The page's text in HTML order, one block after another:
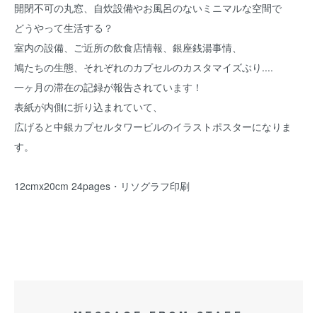
開閉不可の丸窓、自炊設備やお風呂のないミニマルな空間で
どうやって生活する？
室内の設備、ご近所の飲食店情報、銀座銭湯事情、
鳩たちの生態、それぞれのカプセルのカスタマイズぶり....
一ヶ月の滞在の記録が報告されています！
表紙が内側に折り込まれていて、
広げると中銀カプセルタワービルのイラストポスターになりま
す。
12cmx20cm 24pages・リソグラフ印刷